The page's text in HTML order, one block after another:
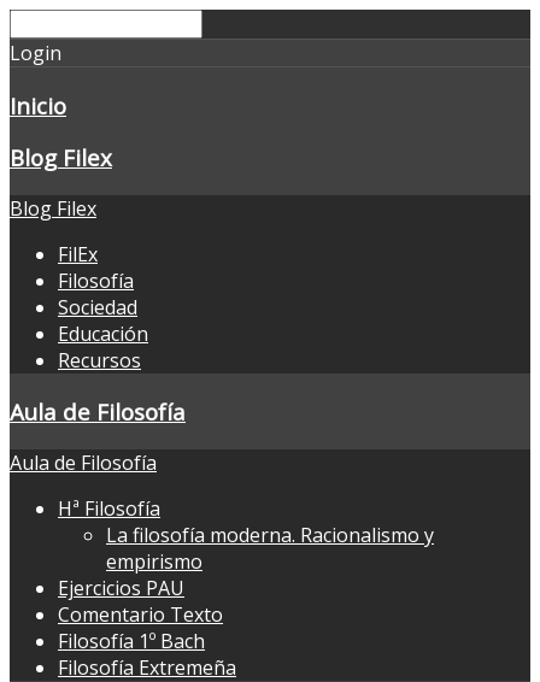
Login
Inicio
Blog Filex
Blog Filex
FilEx
Filosofía
Sociedad
Educación
Recursos
Aula de Filosofía
Aula de Filosofía
Hª Filosofía
La filosofía moderna. Racionalismo y
empirismo
Ejercicios PAU
Comentario Texto
Filosofía 1º Bach
Filosofía Extremeña